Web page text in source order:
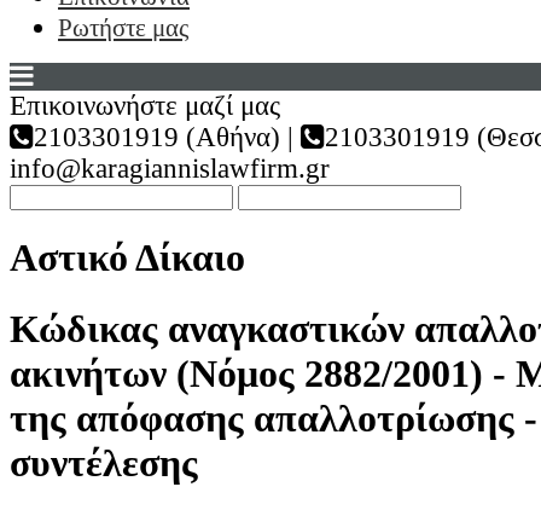
Ρωτήστε μας
Επικοινωνήστε μαζί μας
2103301919 (Αθήνα) |
2103301919
info@karagiannislawfirm.gr
Αστικό Δίκαιο
Κώδικας αναγκαστικών
ακινήτων (Νόμος 2882/2001) -
της απόφασης απαλλοτρίωσης -
συντέλεσης